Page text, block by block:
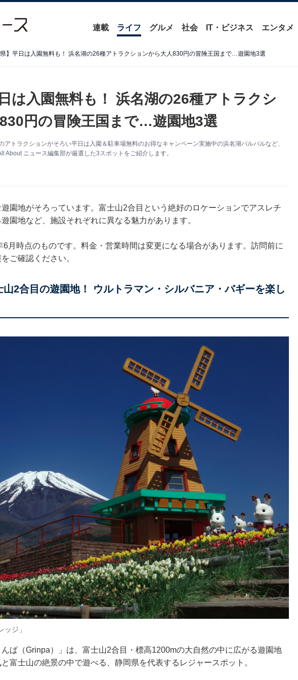
連載 ライフ グルメ 社会 IT・ビジネス エンタメ
県】平日は入園無料も！ 浜名湖の26種アトラクションから大人830円の冒険王国まで…遊園地3選
は入園無料も！ 浜名湖の26種アトラクシ
円の冒険王国まで…遊園地3選
アトラクションがそろい平日は入園＆駐車場無料のお得なキャンペーン実施中の浜名湖パルパルなど、
About ニュース編集部が厳選した3スポットをご紹介します。
園地がそろっています。富士山2合目という絶好のロケーションでアスレチ
園地など、施設それぞれに異なる魅力があります。
月時点のものです。料金・営業時間は変更になる場合があります。訪問前に
ご確認ください。
山2合目の遊園地！ ウルトラマン・シルバニア・バギーを楽し
ジ」
ぱ（Grinpa）」は、富士山2合目・標高1200mの大自然の中に広がる遊園地
富士山の絶景の中で遊べる、静岡県を代表するレジャースポット。